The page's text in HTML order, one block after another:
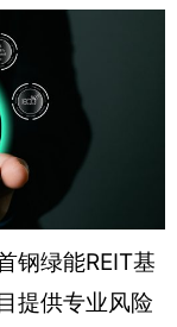
钢绿能REIT基
提供专业风险